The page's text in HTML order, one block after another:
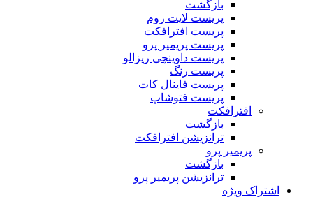
بازگشت
پریست لایت روم
پریست افترافکت
پریست پریمیر پرو
پریست داوینچی ریزالو
پریست رنگ
پریست فاینال کات
پریست فتوشاپ
افترافکت
بازگشت
ترانزیشن افترافکت
پریمیر پرو
بازگشت
ترانزیشن پریمیر پرو
اشتراک ویژه